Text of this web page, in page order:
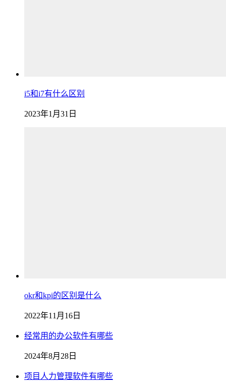
i5和i7有什么区别
2023年1月31日
okr和kpi的区别是什么
2022年11月16日
经常用的办公软件有哪些
2024年8月28日
项目人力管理软件有哪些